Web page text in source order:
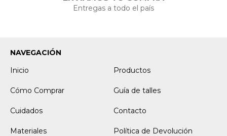
Entregas a todo el país
NAVEGACIÓN
Inicio
Productos
Cómo Comprar Guía de talles
Cuidados Contacto
Materiales Política de Devolución